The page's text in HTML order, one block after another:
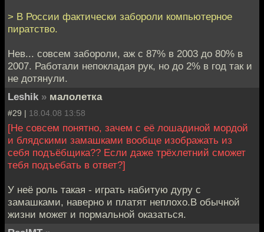
> В России фактически забороли компьютерное
пиратство.
Нев... совсем забороли, аж с 87% в 2003 до 80% в
2007. Работали непокладая рук, но до 2% в год так и
не дотянули.
Leshik » малолетка
#29 | 18.04.08 13:58
[Не совсем понятно, зачем с её лошадиной мордой
и блядскими замашками вообще изображать из
себя подъёбщика?? Если даже трёхлетний сможет
тебя подъебать в ответ?]
У неё роль такая - играть набитую дуру с
замашками, наверно и платят неплохо.В обычной
жизни может и пормальной оказаться.